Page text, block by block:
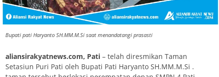
Bupati pati Haryanto SH.MM.M.Si saat menandatangi prasasti
aliansirakyatnews.com, Pati – telah diresmikan Taman
Setasiun Puri Pati oleh Bupati Pati Haryanto SH.MM.M.Si .